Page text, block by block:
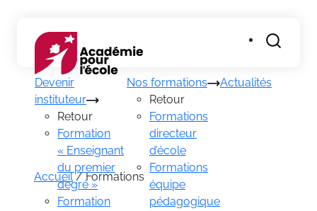
Devenir
instituteur
Retour
Formation
« Enseignant
du premier
degré »
Formation
Nos formations
Retour
Formations
directeur
d’école
Formations
équipe
pédagogique
Actualités
Accueil/Formations